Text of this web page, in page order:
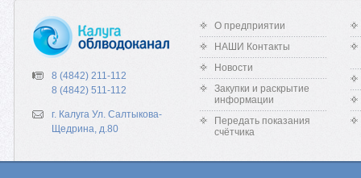
8 (4842) 211-112
8 (4842) 511-112
г. Калуга Ул. Салтыкова-
Щедрина, д.80
О предприятии
НАШИ Контакты
Новости
Закупки и раскрытие
информации
Передать показания
счётчика